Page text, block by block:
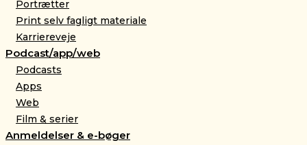
Portrætter
Print selv fagligt materiale
Karriereveje
Podcast/app/web
Podcasts
Apps
Web
Film & serier
Anmeldelser & e-bøger